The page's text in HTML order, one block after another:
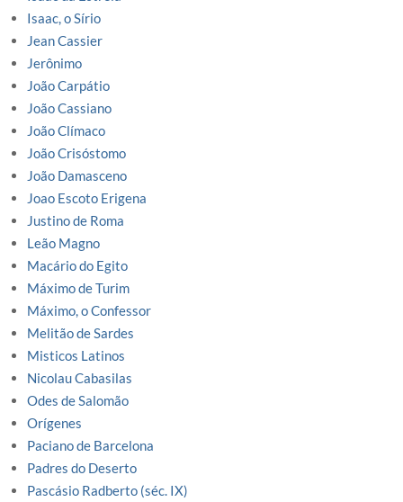
Isaac, o Sírio
Jean Cassier
Jerônimo
João Carpátio
João Cassiano
João Clímaco
João Crisóstomo
João Damasceno
Joao Escoto Erigena
Justino de Roma
Leão Magno
Macário do Egito
Máximo de Turim
Máximo, o Confessor
Melitão de Sardes
Misticos Latinos
Nicolau Cabasilas
Odes de Salomão
Orígenes
Paciano de Barcelona
Padres do Deserto
Pascásio Radberto (séc. IX)